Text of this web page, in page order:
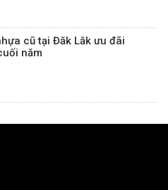
cũ tại Đăk Lăk ưu đãi
năm